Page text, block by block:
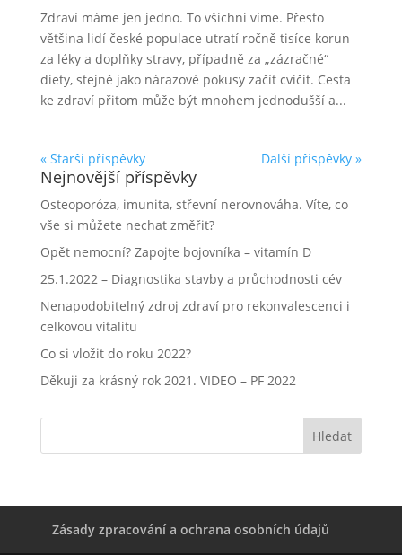
Zdraví máme jen jedno. To všichni víme. Přesto
většina lidí české populace utratí ročně tisíce korun
za léky a doplňky stravy, případně za „zázračné“
diety, stejně jako nárazové pokusy začít cvičit. Cesta
ke zdraví přitom může být mnohem jednodušší a...
« Starší příspěvky Další příspěvky »
Nejnovější příspěvky
Osteoporóza, imunita, střevní nerovnováha. Víte, co
vše si můžete nechat změřit?
Opět nemocní? Zapojte bojovníka – vitamín D
25.1.2022 – Diagnostika stavby a průchodnosti cév
Nenapodobitelný zdroj zdraví pro rekonvalescenci i
celkovou vitalitu
Co si vložit do roku 2022?
Děkuji za krásný rok 2021. VIDEO – PF 2022
Zásady zpracování a ochrana osobních údajů